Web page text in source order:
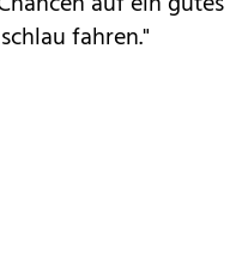
fahren."